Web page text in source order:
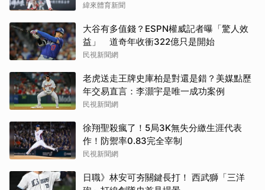
緯來體育新聞
大谷有多值錢？ESPN權威記者曝「驚人效
益」 道奇年收衝322億只是開始
民視新聞網
老虎送走王牌史庫柏是對還是錯？美媒點歷
年交易直言：李灝宇是唯一成功案例
民視新聞網
徐翔聖殺瘋了！5局3K無失分繳生涯代表
作！防禦率0.83完全宰制
民視新聞網
日職》林安可夯關鍵長打！ 西武獅「三洋